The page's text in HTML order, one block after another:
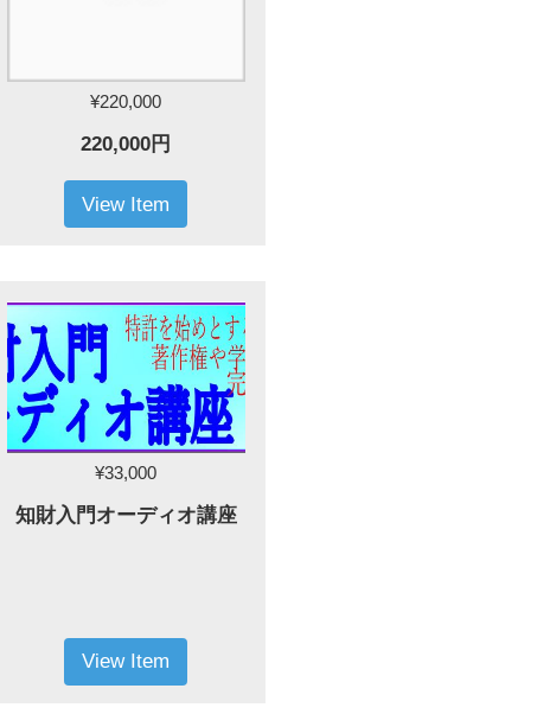
¥220,000
220,000円
View Item
¥33,000
知財入門オーディオ講座
View Item